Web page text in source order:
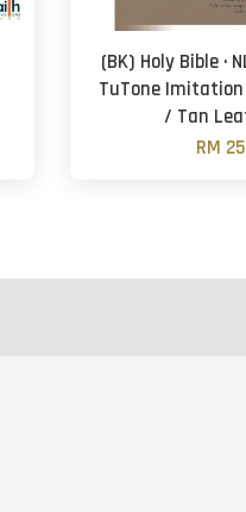
(BK) Holy Bible ·
TuTone Imitation
/ Tan
RM